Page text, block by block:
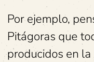
Por ejemplo,
Pitágoras que
producidos en